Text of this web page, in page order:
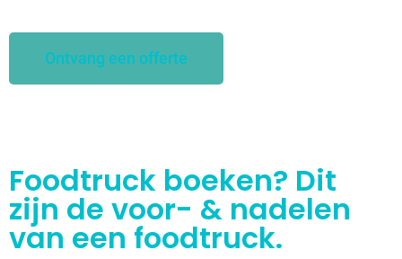
Ontvang een offerte
Foodtruck boeken? Dit
zijn de voor- & nadelen
van een foodtruck.